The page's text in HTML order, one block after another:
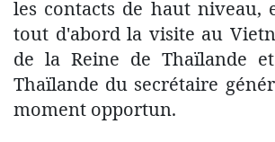
les contacts de haut niveau,
tout d'abord la visite au
de la Reine de Thaïlande
Thaïlande du secrétaire
moment opportun.